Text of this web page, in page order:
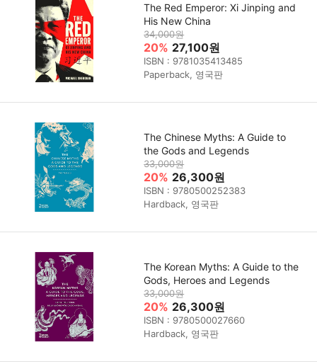
The Red Emperor: Xi Jinping and
His New China
34,000원
20% 27,100원
ISBN : 9781035413485
Paperback, 영국판
The Chinese Myths: A Guide to
the Gods and Legends
33,000원
20% 26,300원
ISBN : 9780500252383
Hardback, 영국판
The Korean Myths: A Guide to the
Gods, Heroes and Legends
33,000원
20% 26,300원
ISBN : 9780500027660
Hardback, 영국판